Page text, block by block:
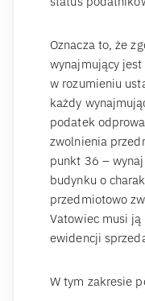
Oznacza to, że
wynajmujący
w rozumieniu
każdy
podatek
zwolnienia
punkt 36 –
budynku o
przedmiotowo
Vatowiec musi
ewidencji
W tym zakresie